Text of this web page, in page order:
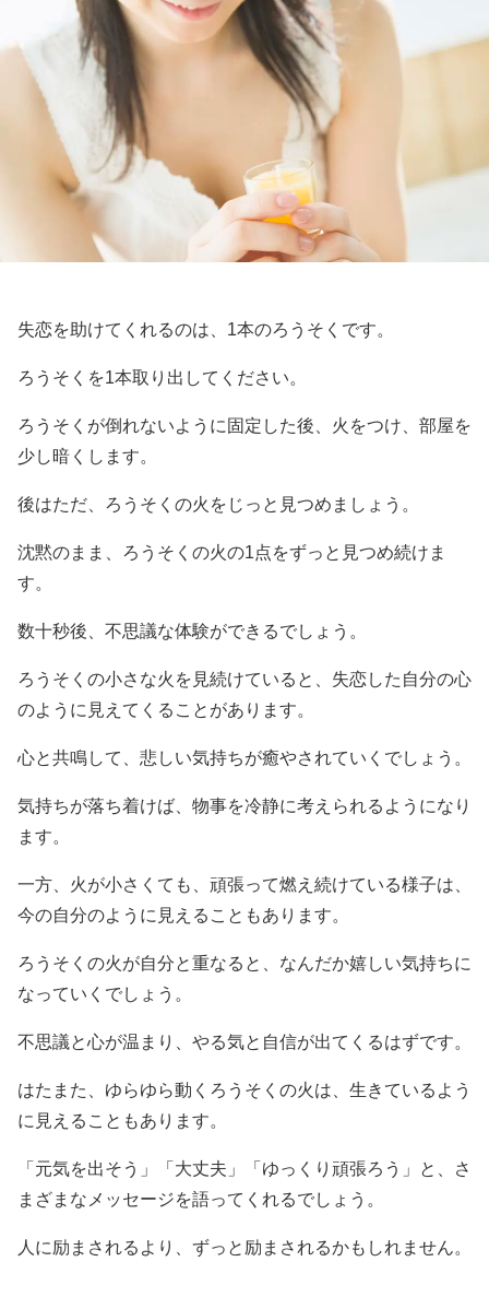
失恋を助けてくれるのは、1本のろうそくです。
ろうそくを1本取り出してください。
ろうそくが倒れないように固定した後、火をつけ、部屋を
少し暗くします。
後はただ、ろうそくの火をじっと見つめましょう。
沈黙のまま、ろうそくの火の1点をずっと見つめ続けま
す。
数十秒後、不思議な体験ができるでしょう。
ろうそくの小さな火を見続けていると、失恋した自分の心
のように見えてくることがあります。
心と共鳴して、悲しい気持ちが癒やされていくでしょう。
気持ちが落ち着けば、物事を冷静に考えられるようになり
ます。
一方、火が小さくても、頑張って燃え続けている様子は、
今の自分のように見えることもあります。
ろうそくの火が自分と重なると、なんだか嬉しい気持ちに
なっていくでしょう。
不思議と心が温まり、やる気と自信が出てくるはずです。
はたまた、ゆらゆら動くろうそくの火は、生きているよう
に見えることもあります。
「元気を出そう」「大丈夫」「ゆっくり頑張ろう」と、さ
まざまなメッセージを語ってくれるでしょう。
人に励まされるより、ずっと励まされるかもしれません。